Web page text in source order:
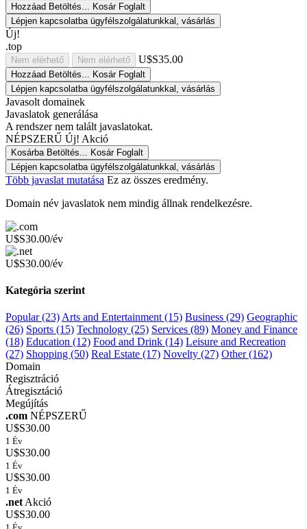
Hozzáad Betöltés... Kosár Foglalt
Lépjen kapcsolatba ügyfélszolgálatunkkal, vásárlás
Új!
.top
Nem elérhető Nem elérhető U$S35.00
Hozzáad Betöltés... Kosár Foglalt
Lépjen kapcsolatba ügyfélszolgálatunkkal, vásárlás
Javasolt domainek
Javaslatok generálása
A rendszer nem talált javaslatokat.
NÉPSZERŰ Új! Akció
Kosárba Betöltés... Kosár Foglalt
Lépjen kapcsolatba ügyfélszolgálatunkkal, vásárlás
Több javaslat mutatása Ez az összes eredmény.
Domain név javaslatok nem mindig állnak rendelkezésre.
U$S30.00/év
U$S30.00/év
Kategória szerint
Popular (23) Arts and Entertainment (15) Business (29) Geographic
(26) Sports (15) Technology (25) Services (89) Money and Finance
(18) Education (12) Food and Drink (14) Leisure and Recreation
(27) Shopping (50) Real Estate (17) Novelty (27) Other (162)
Domain
Regisztráció
Átregisztáció
Megújítás
.com NÉPSZERŰ
U$S30.00
1 Év
U$S30.00
1 Év
U$S30.00
1 Év
.net Akció
U$S30.00